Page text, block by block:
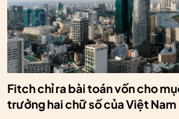
Fitch chỉ ra bài toán vốn cho
trưởng hai chữ số của Việt Nam